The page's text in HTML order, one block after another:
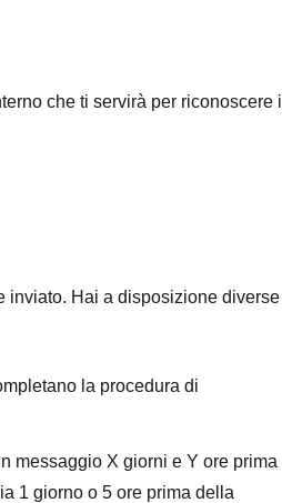
che ti servirà per riconoscere il
inviato. Hai a disposizione diverse
la procedura di
messaggio X giorni e Y ore prima
1 giorno o 5 ore prima della